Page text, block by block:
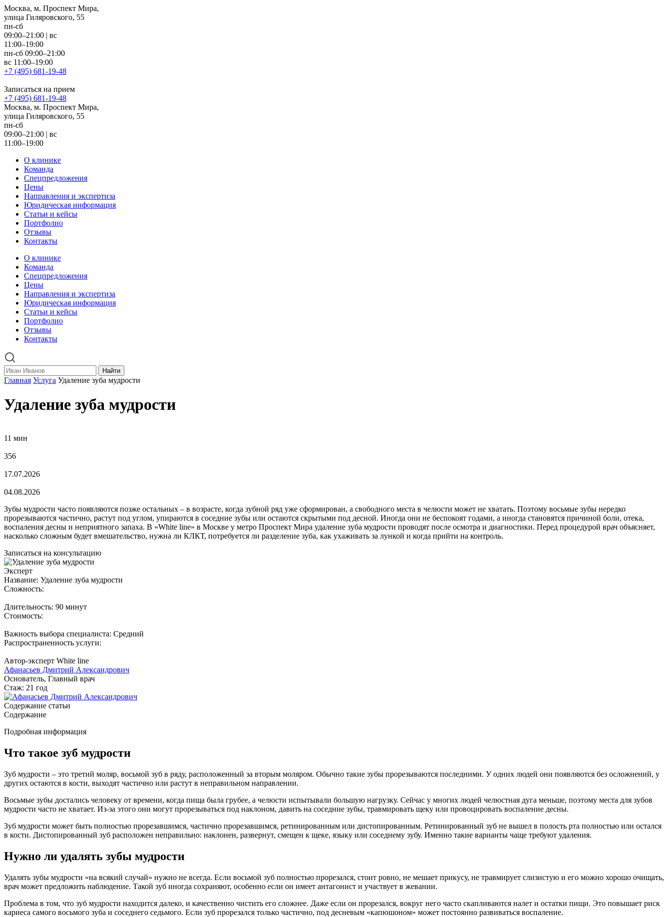
Москва, м. Проспект Мира,
улица Гиляровского, 55
пн-сб
09:00–21:00 | вс
11:00–19:00
пн-сб 09:00–21:00
вс 11:00–19:00
+7 (495) 681-19-48
Записаться на прием
+7 (495) 681-19-48
Москва, м. Проспект Мира,
улица Гиляровского, 55
пн-сб
09:00–21:00 | вс
11:00–19:00
О клинике
Команда
Спецпредложения
Цены
Направления и экспертиза
Юридическая информация
Статьи и кейсы
Портфолио
Отзывы
Контакты
О клинике
Команда
Спецпредложения
Цены
Направления и экспертиза
Юридическая информация
Статьи и кейсы
Портфолио
Отзывы
Контакты
Найти
Главная Услуга Удаление зуба мудрости
Удаление зуба мудрости
11 мин
356
17.07.2026
04.08.2026
Зубы мудрости часто появляются позже остальных – в возрасте, когда зубной ряд уже сформирован, а свободного места в челюсти может не хватать. Поэтому восьмые зубы нередко
прорезываются частично, растут под углом, упираются в соседние зубы или остаются скрытыми под десной. Иногда они не беспокоят годами, а иногда становятся причиной боли, отека,
воспаления десны и неприятного запаха. В «White line» в Москве у метро Проспект Мира удаление зуба мудрости проводят после осмотра и диагностики. Перед процедурой врач объясняет,
насколько сложным будет вмешательство, нужна ли КЛКТ, потребуется ли разделение зуба, как ухаживать за лункой и когда прийти на контроль.
Записаться на консультацию
Эксперт
Название: Удаление зуба мудрости
Сложность:
Длительность: 90 минут
Стоимость:
Важность выбора специалиста: Средний
Распространенность услуги:
Автор-эксперт White line
Афанасьев Дмитрий Александрович
Основатель, Главный врач
Стаж: 21 год
Содержание статьи
Содержание
Подробная информация
Что такое зуб мудрости
Зуб мудрости – это третий моляр, восьмой зуб в ряду, расположенный за вторым моляром. Обычно такие зубы прорезываются последними. У одних людей они появляются без осложнений, у
других остаются в кости, выходят частично или растут в неправильном направлении.
Восьмые зубы достались человеку от времени, когда пища была грубее, а челюсти испытывали большую нагрузку. Сейчас у многих людей челюстная дуга меньше, поэтому места для зубов
мудрости часто не хватает. Из-за этого они могут прорезываться под наклоном, давить на соседние зубы, травмировать щеку или провоцировать воспаление десны.
Зуб мудрости может быть полностью прорезавшимся, частично прорезавшимся, ретинированным или дистопированным. Ретинированный зуб не вышел в полость рта полностью или остался
в кости. Дистопированный зуб расположен неправильно: наклонен, развернут, смещен к щеке, языку или соседнему зубу. Именно такие варианты чаще требуют удаления.
Нужно ли удалять зубы мудрости
Удалять зубы мудрости «на всякий случай» нужно не всегда. Если восьмой зуб полностью прорезался, стоит ровно, не мешает прикусу, не травмирует слизистую и его можно хорошо очищать,
врач может предложить наблюдение. Такой зуб иногда сохраняют, особенно если он имеет антагонист и участвует в жевании.
Проблема в том, что зуб мудрости находится далеко, и качественно чистить его сложнее. Даже если он прорезался, вокруг него часто скапливаются налет и остатки пищи. Это повышает риск
кариеса самого восьмого зуба и соседнего седьмого. Если зуб прорезался только частично, под десневым «капюшоном» может постоянно развиваться воспаление.